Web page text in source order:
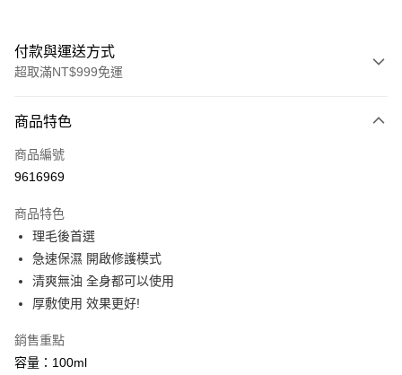
付款與運送方式
超取滿NT$999免運
信用卡一次付款
超商取貨付款
Apple Pay
街口支付
悠遊付
Google Pay
全盈+PAY
商品特色
商品編號
9616969
商品特色
理毛後首選
急速保濕 開啟修護模式
清爽無油 全身都可以使用
厚敷使用 效果更好!
銷售重點
容量：100ml